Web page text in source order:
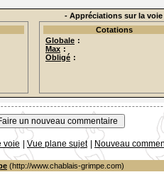
- Appréciations sur la voie
Cotations
Globale :
Max :
Obligé :
voie Vue plane sujet Nouveau
(http://www.chablais-grimpe.com)